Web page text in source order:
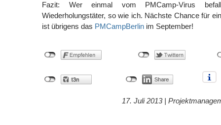
Fazit: Wer einmal vom PMCamp-Virus
Wiederholungstäter, so wie ich. Nächste Chance für
ist übrigens das PMCampBerlin im September!
17. Juli 2013 |